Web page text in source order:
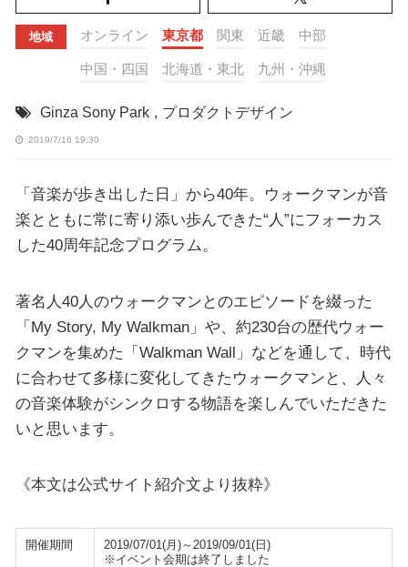
地域 オンライン 東京都 関東 近畿 中部
中国・四国 北海道・東北 九州・沖縄
Ginza Sony Park , プロダクトデザイン
2019/7/16 19:30
「音楽が歩き出した日」から40年。ウォークマンが音
楽とともに常に寄り添い歩んできた“人”にフォーカス
した40周年記念プログラム。
著名人40人のウォークマンとのエピソードを綴った
「My Story, My Walkman」や、約230台の歴代ウォー
クマンを集めた「Walkman Wall」などを通して、時代
に合わせて多様に変化してきたウォークマンと、人々
の音楽体験がシンクロする物語を楽しんでいただきた
いと思います。
《本文は公式サイト紹介文より抜粋》
開催期間
2019/07/01(月)～2019/09/01(日)
※イベント会期は終了しました